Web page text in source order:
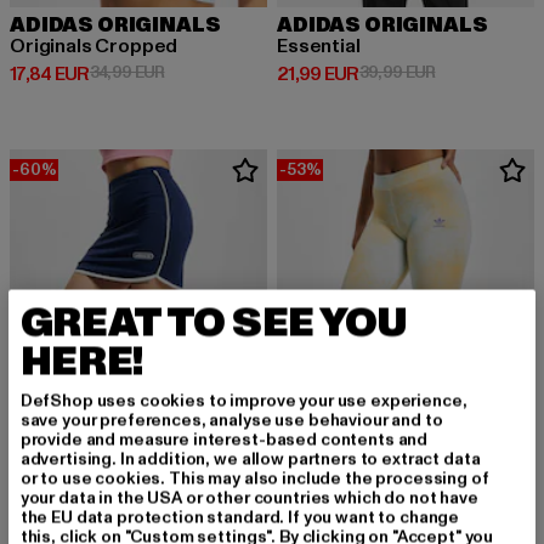
ADIDAS ORIGINALS
Originals Cropped
17,84 EUR
Derzeitiger Preis: 17,84 EUR
34,99 EURAktionspreis: 34,99 EUR
ADIDAS ORIGINALS
Essential
21,99 EUR
Derzeitiger Preis: 21,99 EUR
39,99 EURAktionspreis:
-60%
ADIDAS ORIGINALS
Mini
-53%
ADIDAS ORIGINALS
7/8
GREAT TO SEE YOU
HERE!
DefShop uses cookies to improve your use experience,
save your preferences, analyse use behaviour and to
provide and measure interest-based contents and
advertising. In addition, we allow partners to extract data
or to use cookies. This may also include the processing of
your data in the USA or other countries which do not have
the EU data protection standard. If you want to change
this, click on "Custom settings". By clicking on "Accept" you